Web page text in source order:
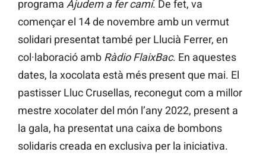
programa Ajudem a fer camí. De fet, va
començar el 14 de novembre amb un vermut
solidari presentat també per Llucià Ferrer, en
col·laboració amb Ràdio FlaixBac. En aquestes
dates, la xocolata està més present que mai. El
pastisser Lluc Crusellas, reconegut com a millor
mestre xocolater del món l’any 2022, present a
la gala, ha presentat una caixa de bombons
solidaris creada en exclusiva per la iniciativa.